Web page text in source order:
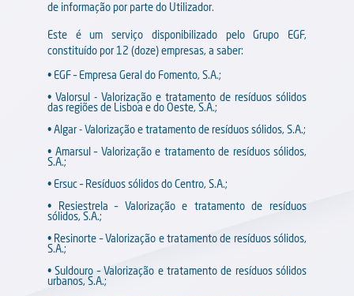
Acidentes graves: acidentes naturais ou
acidentes de viação (atropelamentos, danificação
de viaturas durante o processo de recolha de
resíduos).
Ecopontos a ocupar vias de circulação automóvel
ou a impedir a livre circulação de pessoas ou
bens.
Questões ambientais (por exemplo: derrame de
lixiviados na via pública, odores anormais que
causam desconforto à população).
Atos de vandalismo contra pessoas e bens.
de informação por parte do Utilizador.
Este é um serviço disponibilizado pelo Grupo EGF,
constituído por 12 (doze) empresas, a saber:
• EGF – Empresa Geral do Fomento, S.A.;
• Valorsul - Valorização e tratamento de resíduos sólidos
das regiões de Lisboa e do Oeste, S.A.;
• Algar - Valorização e tratamento de resíduos sólidos, S.A.;
• Amarsul – Valorização e tratamento de resíduos sólidos,
S.A.;
• Ersuc – Resíduos sólidos do Centro, S.A.;
• Resiestrela – Valorização e tratamento de resíduos
sólidos, S.A.;
• Resinorte – Valorização e tratamento de resíduos sólidos,
S.A.;
• Suldouro – Valorização e tratamento de resíduos sólidos
urbanos, S.A.;